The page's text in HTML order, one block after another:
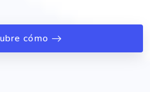
cómo